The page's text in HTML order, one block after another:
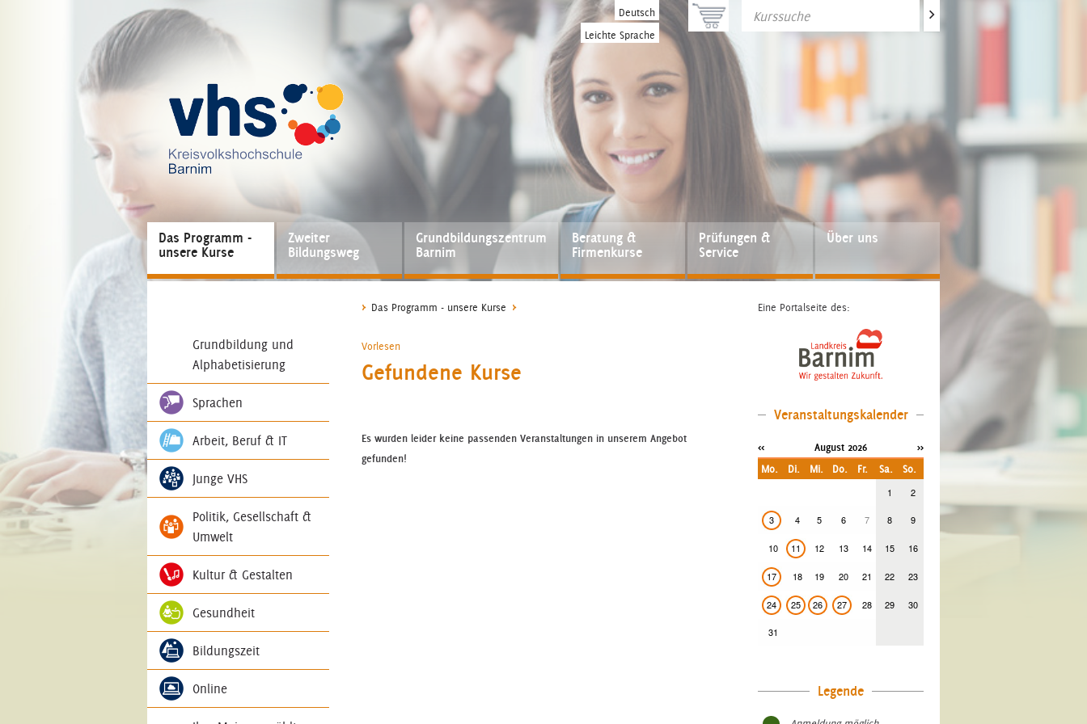
Deutsch
Leichte Sprache
>
Das Programm -
unsere Kurse
Zweiter
Bildungsweg
Grundbildungszentrum
Barnim
Beratung &
Firmenkurse
Prüfungen &
Service
Über uns
Grundbildung und
Alphabetisierung
Sprachen
Arbeit, Beruf & IT
Junge VHS
Politik, Gesellschaft &
Umwelt
Kultur & Gestalten
Gesundheit
Bildungszeit
Online
Das Programm - unsere Kurse
Vorlesen
Gefundene Kurse
Es wurden leider keine passenden Veranstaltungen in unserem Angebot
gefunden!
Eine Portalseite des:
Veranstaltungskalender
<< August 2026 >>
Mo. Di. Mi. Do. Fr. Sa. So.
1 2
3 4 5 6 7 8 9
10 11 12 13 14 15 16
17 18 19 20 21 22 23
24 25 26 27 28 29 30
31
Legende